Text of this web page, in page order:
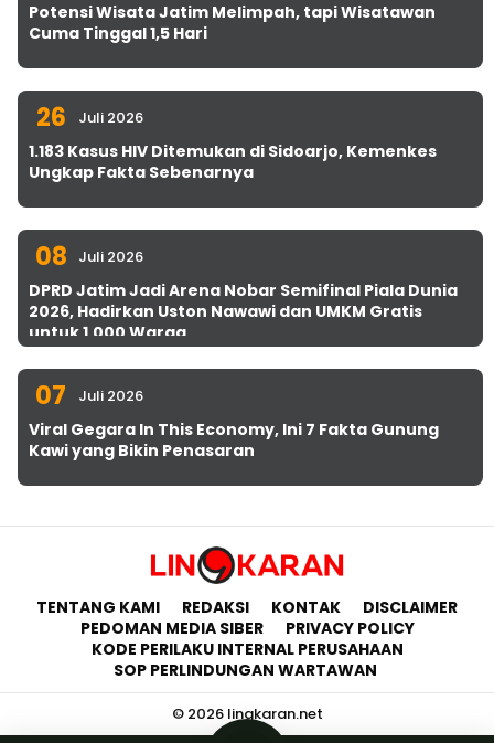
Potensi Wisata Jatim Melimpah, tapi Wisatawan
Cuma Tinggal 1,5 Hari
26 Juli 2026
1.183 Kasus HIV Ditemukan di Sidoarjo, Kemenkes
Ungkap Fakta Sebenarnya
08 Juli 2026
DPRD Jatim Jadi Arena Nobar Semifinal Piala Dunia
2026, Hadirkan Uston Nawawi dan UMKM Gratis
untuk 1.000 Warga
07 Juli 2026
Viral Gegara In This Economy, Ini 7 Fakta Gunung
Kawi yang Bikin Penasaran
TENTANG KAMI REDAKSI KONTAK
DISCLAIMER
PEDOMAN MEDIA SIBER
PRIVACY POLICY
KODE PERILAKU INTERNAL PERUSAHAAN
SOP PERLINDUNGAN WARTAWAN
© 2026 lingkaran.net